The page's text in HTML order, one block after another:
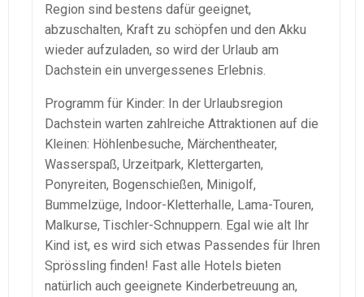
Region sind bestens dafür geeignet,
abzuschalten, Kraft zu schöpfen und den Akku
wieder aufzuladen, so wird der Urlaub am
Dachstein ein unvergessenes Erlebnis.
Programm für Kinder: In der Urlaubsregion
Dachstein warten zahlreiche Attraktionen auf die
Kleinen: Höhlenbesuche, Märchentheater,
Wasserspaß, Urzeitpark, Klettergarten,
Ponyreiten, Bogenschießen, Minigolf,
Bummelzüge, Indoor-Kletterhalle, Lama-Touren,
Malkurse, Tischler-Schnuppern. Egal wie alt Ihr
Kind ist, es wird sich etwas Passendes für Ihren
Sprössling finden! Fast alle Hotels bieten
natürlich auch geeignete Kinderbetreuung an,